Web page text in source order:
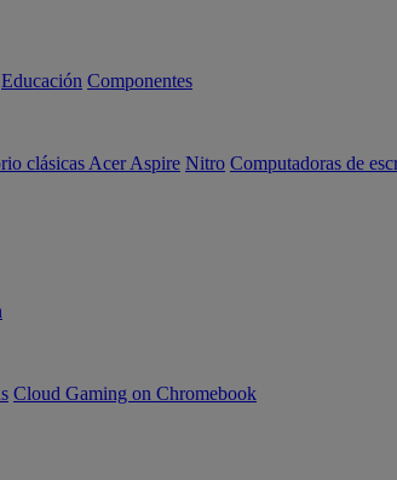
Educación Componentes
clásicas Acer Aspire Nitro Computadoras de
Cloud Gaming on Chromebook